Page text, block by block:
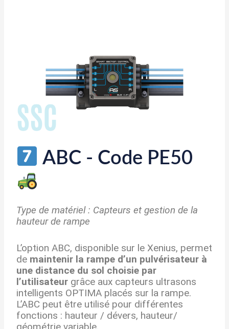
ABC - Code PE50
Type de matériel : Capteurs et gestion de la
hauteur de rampe
L’option ABC, disponible sur le Xenius, permet
de maintenir la rampe d’un pulvérisateur à
une distance du sol choisie par
l’utilisateurgrâce aux capteurs ultrasons
intelligents OPTIMA placés sur la rampe.
L’ABC peut être utilisé pour différentes
fonctions : hauteur / dévers, hauteur/
géométrie variable.